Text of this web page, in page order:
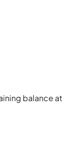
balance at